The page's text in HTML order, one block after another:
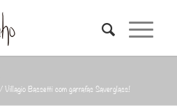
/Villagio Bassetti com garrafas Saverglass!